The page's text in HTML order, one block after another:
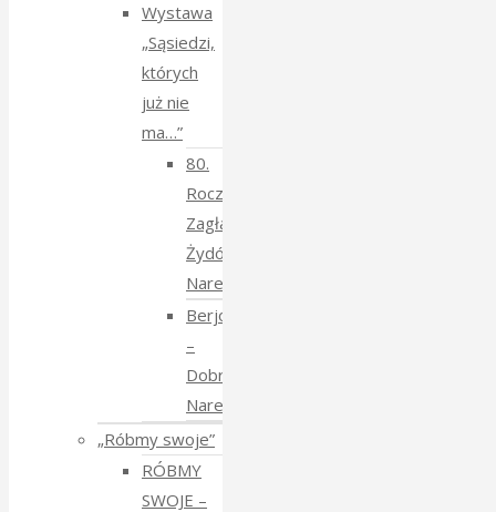
Wystawa
„Sąsiedzi,
których
już nie
ma…”
80.
Rocznica
Zagłady
Żydów
Narewkowskich
Berjozkele
–
Dobranoc
Narewko
„Róbmy swoje”
RÓBMY
SWOJE –